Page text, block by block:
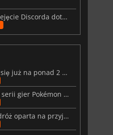
Złośliwe oprogramowanie i przejęcie Discorda dotknęły Meccha Chameleon
Resident Evil: Veronica znalazł się już na ponad 2 milionach list życzeń
Beast of Reincarnation: twórcy serii gier Pokémon wkraczają na nową ścieżkę
Big Walk już w sprzedaży – podróż oparta na przyjaźni